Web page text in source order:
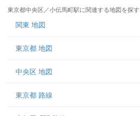
東京都中央区／小伝馬町駅に関連する地図を探す
関東 地図
東京都 地図
中央区 地図
東京都 路線